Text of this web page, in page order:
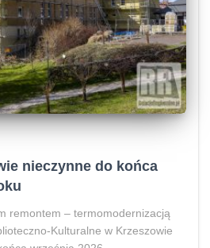
nieczynne do końca
remontem – termomodernizacją
Kulturalne w Krzeszowie